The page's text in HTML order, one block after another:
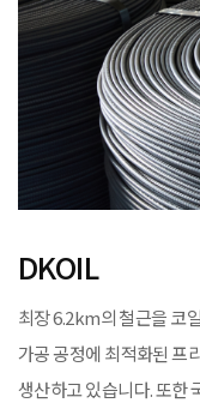
DKOIL
최장 6.2km의 철근을 코
가공 공정에 최적화된 프
생산하고 있습니다. 또한